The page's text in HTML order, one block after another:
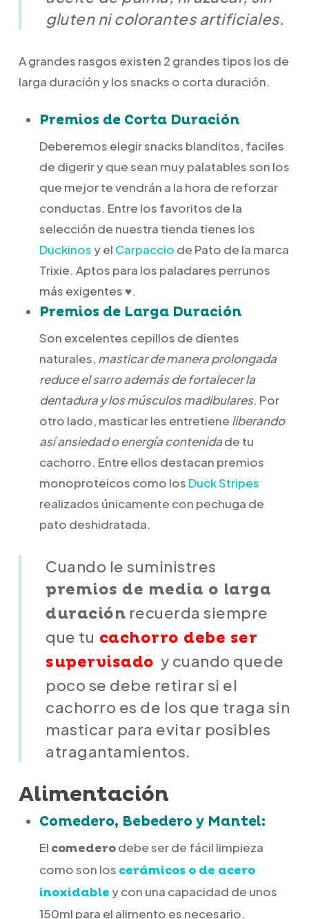
gluten ni colorantes artificiales.
A grandes rasgos existen 2 grandes tipos los de
larga duración y los snacks o corta duración.
Premios de Corta Duración
Deberemos elegir snacks blanditos, faciles
de digerir y que sean muy palatables son los
que mejor te vendrán a la hora de reforzar
conductas. Entre los favoritos de la
selección de nuestra tienda tienes los
Duckinos y el Carpaccio de Pato de la marca
Trixie. Aptos para los paladares perrunos
más exigentes ♥.
Premios de Larga Duración
Son excelentes cepillos de dientes
naturales, masticar de manera prolongada
reduce el sarro además de fortalecer la
dentadura y los músculos madibulares. Por
otro lado, masticar les entretiene liberando
así ansiedad o energía contenidade tu
cachorro. Entre ellos destacan premios
monoproteicos como los Duck Stripes
realizados únicamente con pechuga de
pato deshidratada.
Cuando le suministres
premios de media o larga
duración recuerda siempre
que tu cachorro debe ser
supervisado y cuando quede
poco se debe retirar si el
cachorro es de los que traga sin
masticar para evitar posibles
atragantamientos.
Alimentación
Comedero, Bebedero y Mantel:
El comederodebe ser de fácil limpieza
como son los cerámicos o de acero
inoxidable y con una capacidad de unos
150ml para el alimento es necesario.